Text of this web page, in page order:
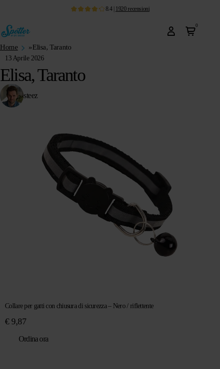
8.4| 1920 recensioni
0
Home »Elisa, Taranto
13 Aprile 2026
Elisa, Taranto
steez
Collare per gatti con chiusura di sicurezza – Nero / riflettente
€9,87
Ordina ora